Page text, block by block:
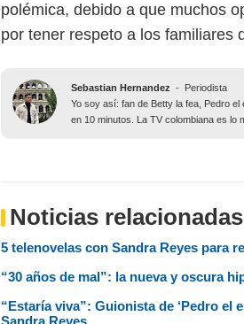
polémica, debido a que muchos
por tener respeto a los familiares
Sebastian Hernandez - Periodista
Yo soy así: fan de Betty la fea, Pedro
en 10 minutos. La TV colombiana es lo
Noticias relacionadas
5 telenovelas con Sandra Reyes para
“30 años de mal”: la nueva y oscura
“Estaría viva”: Guionista de ‘Pedro el